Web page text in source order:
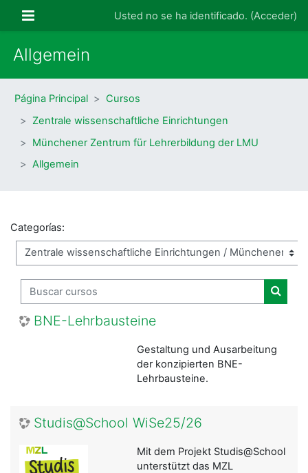
Panel lateralUsted no se ha identificado. (Acceder)
Allgemein
Página Principal
Cursos
Zentrale wissenschaftliche Einrichtungen
Münchener Zentrum für Lehrerbildung der LMU
Allgemein
Categorías:
Buscar cursos
BNE-Lehrbausteine
Gestaltung und Ausarbeitung
der konzipierten BNE-
Lehrbausteine.
Studis@School WiSe25/26
Mit dem Projekt Studis@School
unterstützt das MZL